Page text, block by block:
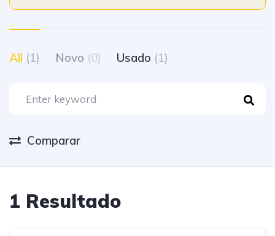
All (1) Novo (0) Usado (1)
Comparar
1 Resultado